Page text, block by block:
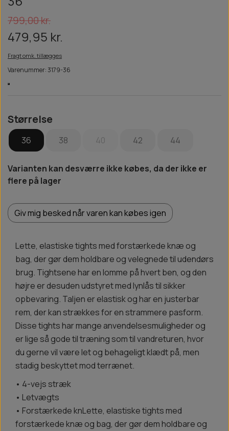
799,00 kr.
479,95 kr.
Fragt omk. tillægges
Varenummer: 3179-36
Størrelse
36 38 40 42 44
Varianten kan desværre ikke købes, da der ikke er
flere på lager
Giv mig besked når varen kan købes igen
Lette, elastiske tights med forstærkede knæ og
bag, der gør dem holdbare og velegnede til udendørs
brug. Tightsene har en lomme på hvert ben, og den
højre er desuden udstyret med lynlås til sikker
opbevaring. Taljen er elastisk og har en justerbar
rem, der kan strækkes for en strammere pasform.
Disse tights har mange anvendelsesmuligheder og
er lige så gode til træning som til vandreturen, hvor
du gerne vil være let og behageligt klædt på, men
stadig beskyttet mod terrænet.
• 4-vejs stræk
• Letvægts
• Forstærkede knLette, elastiske tights med
forstærkede knæ og bag, der gør dem holdbare og